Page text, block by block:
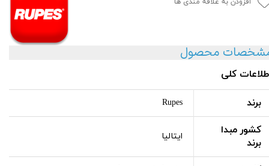
افزودن به علاقه مندی ها
محصول
کلی
برند Rupes
کشور مبدا
برند
ایتالیا